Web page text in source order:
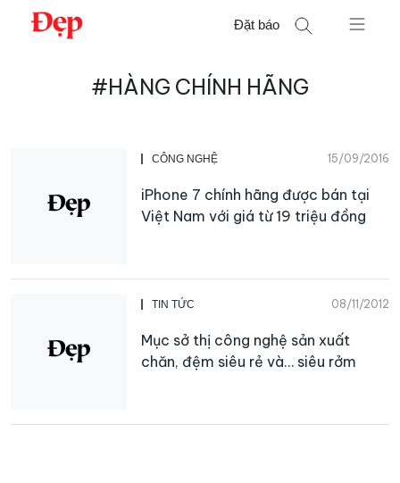
Chuyển
Đặt báo
#HÀNG CHÍNH HÃNG
CÔNG NGHỆ 15/09/2016
iPhone 7 chính hãng được bán tại
Việt Nam với giá từ 19 triệu đồng
TIN TỨC 08/11/2012
Mục sở thị công nghệ sản xuất
chăn, đệm siêu rẻ và… siêu rởm